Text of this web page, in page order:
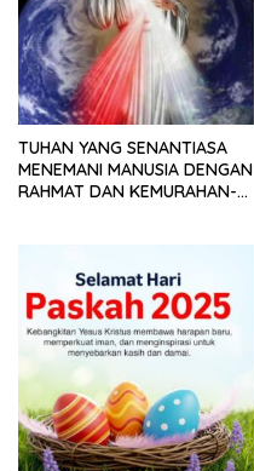
TUHAN YANG SENANTIASA
MENEMANI MANUSIA DENGAN
RAHMAT DAN KEMURAHAN-